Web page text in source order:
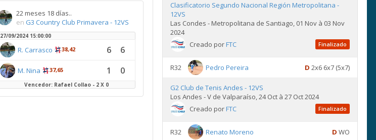
22 meses 18 días..
en G3 Country Club Primavera - 12VS
27/09/2024 15:00:00
R. Carrasco 38,42 6 6
M. Nina 37,65 1 0
Vencedor: Rafael Collao - 2 X 0
Clasificatorio Segundo Nacional Región Metropolitana -
12VS
Las Condes - Metropolitana de Santiago, 01 Nov à 03 Nov
2024
Creado porFTC Finalizado
R32 Pedro Pereira D 2x6 6x7 (5x7)
G2 Club de Tenis Andes - 12VS
Los Andes - V de Valparaíso, 24 Oct à 27 Oct 2024
Creado porFTC Finalizado
R32 Renato Moreno D WO